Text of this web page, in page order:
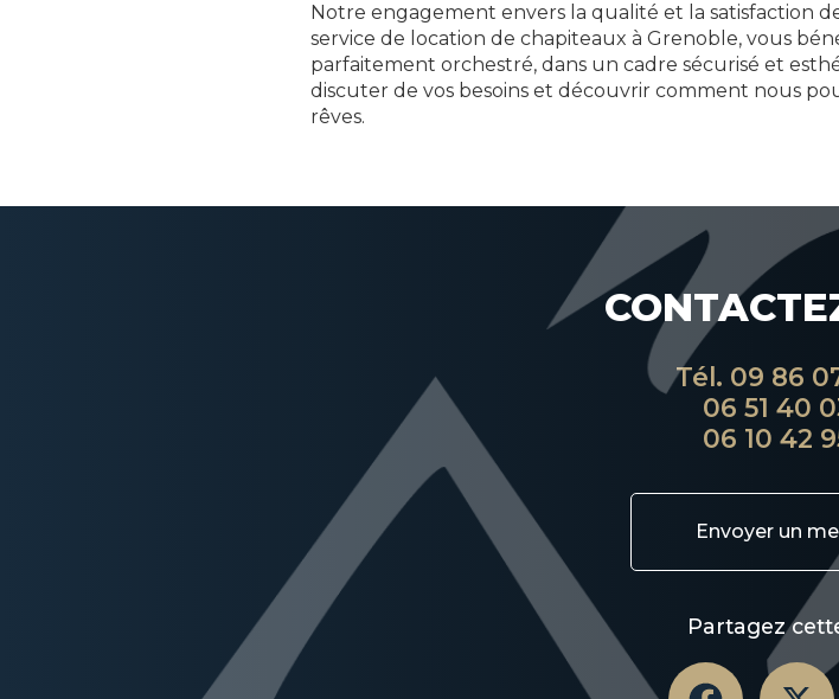
Notre engagement envers la qualité et la satisfaction
service de location de chapiteaux à Grenoble, vous
parfaitement orchestré, dans un cadre sécurisé et
discuter de vos besoins et découvrir comment nous
rêves.
Tél. 09 86
06 51 40
06 10 42
Envoyer un
Partagez
FacebookX